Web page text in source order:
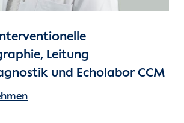
Leitung
und Echolabor CCM